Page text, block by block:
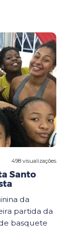
498 visualizações
Santo
da
partida da
basquete